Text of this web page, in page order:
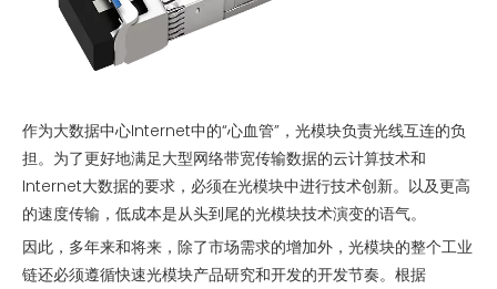
作为大数据中心Internet中的“心血管”，光模块负责光线互连的负
担。为了更好地满足大型网络带宽传输数据的云计算技术和
Internet大数据的要求，必须在光模块中进行技术创新。以及更高
的速度传输，低成本是从头到尾的光模块技术演变的语气。
因此，多年来和将来，除了市场需求的增加外，光模块的整个工业
链还必须遵循快速光模块产品研究和开发的开发节奏。根据